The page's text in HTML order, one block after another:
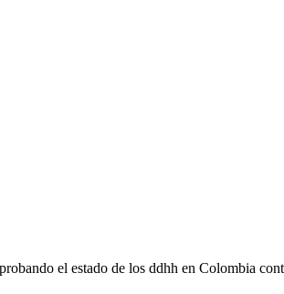
el estado de los ddhh en Colombia